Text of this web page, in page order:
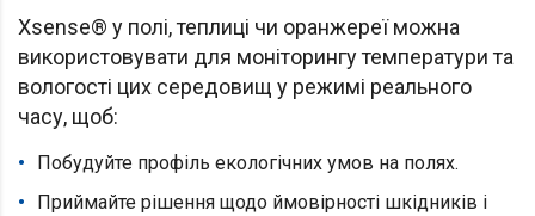
Xsense® у полі, теплиці чи оранжереї можна
використовувати для моніторингу температури та
вологості цих середовищ у режимі реального
часу, щоб:
Побудуйте профіль екологічних умов на полях.
Приймайте рішення щодо ймовірності шкідників і